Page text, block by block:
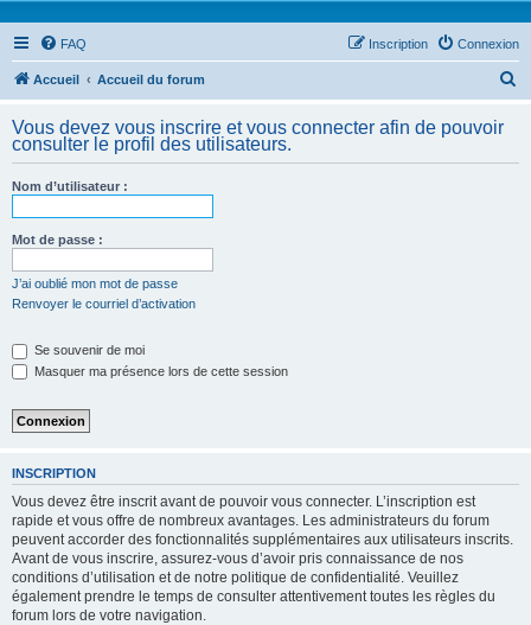
FAQ Connexion
Inscription
Accueil Accueil du forum
h
Vous devez vous inscrire et vous connecter afin de pouvoir
consulter le profil des utilisateurs.
Nom d’utilisateur :
Mot de passe :
J’ai oublié mon mot de passe
Renvoyer le courriel d’activation
Se souvenir de moi
Masquer ma présence lors de cette session
INSCRIPTION
Vous devez être inscrit avant de pouvoir vous connecter. L’inscription est
rapide et vous offre de nombreux avantages. Les administrateurs du forum
peuvent accorder des fonctionnalités supplémentaires aux utilisateurs inscrits.
Avant de vous inscrire, assurez-vous d’avoir pris connaissance de nos
conditions d’utilisation et de notre politique de confidentialité. Veuillez
également prendre le temps de consulter attentivement toutes les règles du
forum lors de votre navigation.